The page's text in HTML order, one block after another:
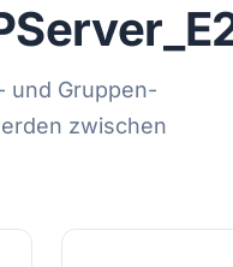
und Gruppen-
zwischen